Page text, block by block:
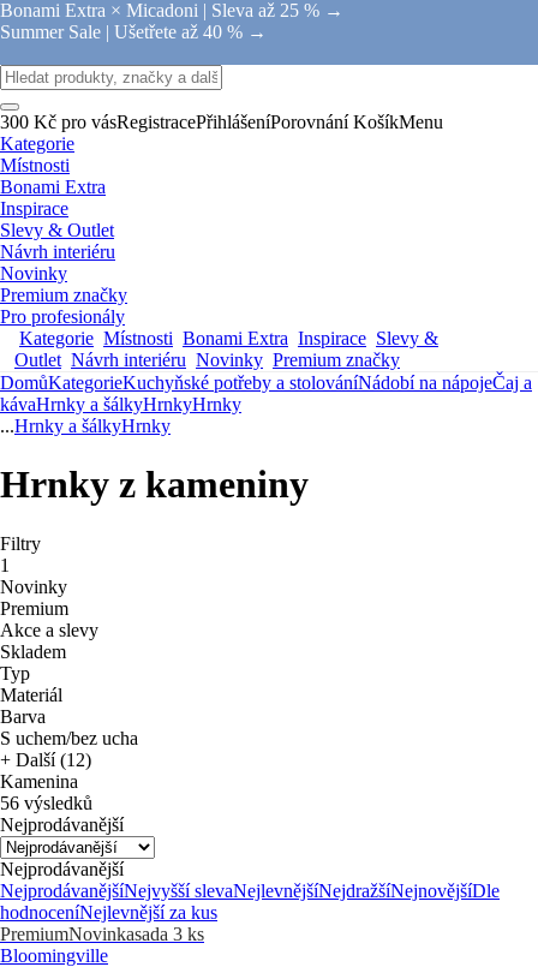
Bonami Extra × Micadoni | Sleva až 25 % →
Summer Sale | Ušetřete až 40 % →
300 Kč pro vásRegistracePřihlášeníPorovnání KošíkMenu
Kategorie
Místnosti
Bonami Extra
Inspirace
Slevy & Outlet
Návrh interiéru
Novinky
Premium značky
Pro profesionály
Kategorie Místnosti Bonami Extra Inspirace Slevy &
Outlet Návrh interiéru Novinky Premium značky
DomůKategorieKuchyňské potřeby a stolováníNádobí na nápojeČaj a
kávaHrnky a šálkyHrnkyHrnky
...Hrnky a šálkyHrnky
Hrnky z kameniny
Filtry
1
Novinky
Premium
Akce a slevy
Skladem
Typ
Materiál
Barva
S uchem/bez ucha
+ Další (12)
Kamenina
56 výsledků
Nejprodávanější
Nejprodávanější
NejprodávanějšíNejvyšší slevaNejlevnějšíNejdražšíNejnovějšíDle
hodnoceníNejlevnější za kus
PremiumNovinkasada 3 ks
Bloomingville